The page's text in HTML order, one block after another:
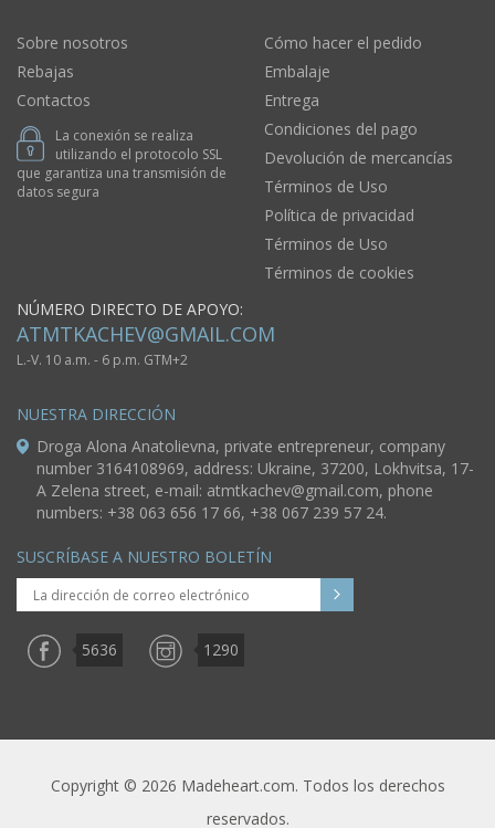
Sobre nosotros
Rebajas
Contactos
La conexión se realiza
utilizando el protocolo SSL
que garantiza una transmisión de
datos segura
Cómo hacer el pedido
Embalaje
Entrega
Condiciones del pago
Devolución de mercancías
Términos de Uso
Política de privacidad
Términos de Uso
Términos de cookies
NÚMERO DIRECTO DE APOYO:
ATMTKACHEV@GMAIL.COM
L.-V. 10 a.m. - 6 p.m. GTM+2
NUESTRA DIRECCIÓN
Droga Alona Anatolievna, private entrepreneur, company
number 3164108969, address: Ukraine, 37200, Lokhvitsa, 17-
A Zelena street, e-mail: atmtkachev@gmail.com, phone
numbers: +38 063 656 17 66, +38 067 239 57 24.
SUSCRÍBASE A NUESTRO BOLETÍN
5636 1290
Copyright © 2026 Madeheart.com. Todos los derechos
reservados.